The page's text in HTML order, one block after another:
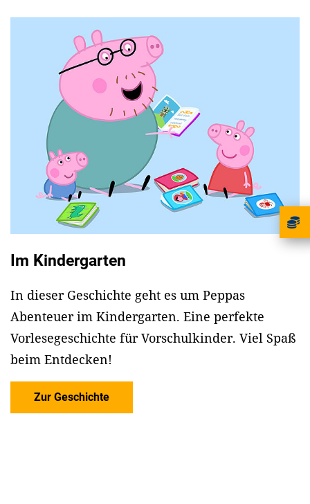
Im Kindergarten
In dieser Geschichte geht es um Peppas
Abenteuer im Kindergarten. Eine perfekte
Vorlesegeschichte für Vorschulkinder. Viel Spaß
beim Entdecken!
Zur Geschichte